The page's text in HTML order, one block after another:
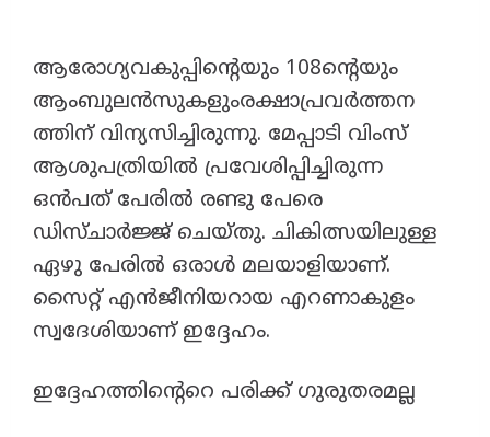
ആരോഗ്യവകുപ്പിൻ്റെയും 108ന്റെയും
ആംബുലൻസുകളുംരക്ഷാപ്രവർത്തന
ത്തിന് വിന്യസിച്ചിരുന്നു. മേപ്പാടി വിംസ്
ആശുപത്രിയിൽ പ്രവേശിപ്പിച്ചിരുന്ന
ഒൻപത് പേരിൽ രണ്ടു പേരെ
ഡിസ്ചാർജ്ജ് ചെയ്തു. ചികിത്സയിലുള്ള
ഏഴു പേരിൽ ഒരാൾ മലയാളിയാണ്.
സൈറ്റ് എൻജീനിയറായ എറണാകുളം
സ്വദേശിയാണ് ഇദ്ദേഹം.
ഇദ്ദേഹത്തിന്റെറെ പരിക്ക് ഗുരുതരമല്ല